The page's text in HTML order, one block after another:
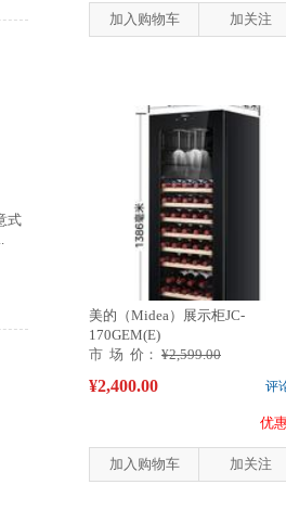
式
加入购物车 加关注
美的（Midea）展示柜JC-
170GEM(E)
市 场 价： ¥2,599.00
评
¥2,400.00
优
加入购物车 加关注